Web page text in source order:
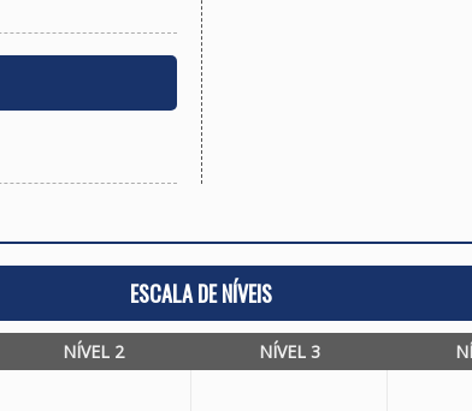
ESCALA DE NÍVEIS
NÍVEL 2 NÍVEL 3